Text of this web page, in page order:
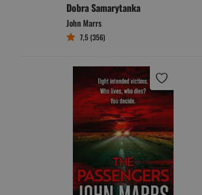
Dobra Samarytanka
John Marrs
7,5 (356)